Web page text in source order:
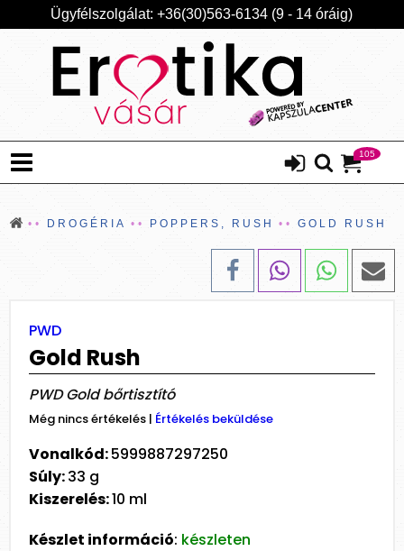
Ügyfélszolgálat: +36(30)563-6134 (9 - 14 óráig)
105
DROGÉRIA POPPERS, RUSH GOLD RUSH
PWD
Gold Rush
PWD Gold bőrtisztító
Még nincs értékelés | Értékelés beküldése
Vonalkód:5999887297250
Súly:33 g
Kiszerelés:10 ml
Készlet információ: készleten